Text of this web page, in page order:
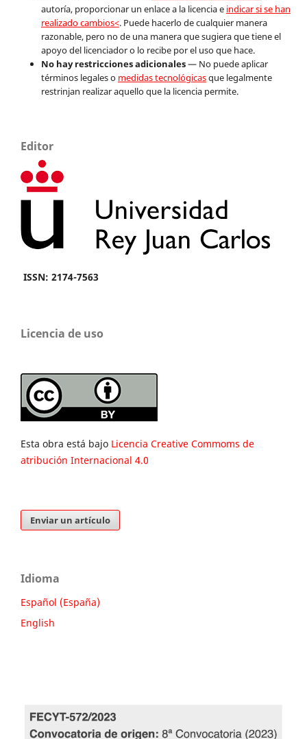
autoría, proporcionar un enlace a la licencia e indicar si se han
realizado cambios<. Puede hacerlo de cualquier manera
razonable, pero no de una manera que sugiera que tiene el
apoyo del licenciador o lo recibe por el uso que hace.
No hay restricciones adicionales— No puede aplicar
términos legales o medidas tecnológicasque legalmente
restrinjan realizar aquello que la licencia permite.
Editor
ISSN: 2174-7563
Licencia de uso
Esta obra está bajo Licencia Creative Commoms de
atribución Internacional 4.0
Enviar un artículo
Idioma
Español (España)
English